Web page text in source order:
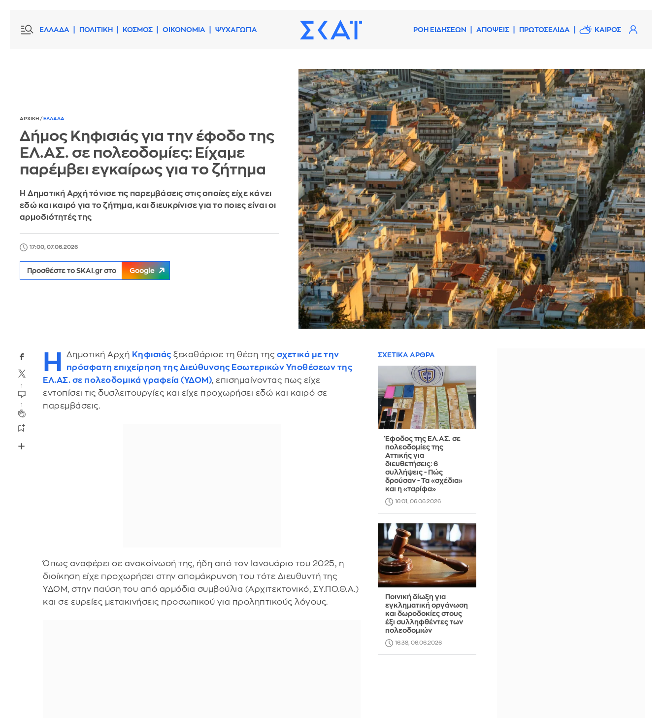
ΕΛΛΑΔΑ ΠΟΛΙΤΙΚΗ ΚΟΣΜΟΣ ΟΙΚΟΝΟΜΙΑ ΨΥΧΑΓΩΓΙΑ ΡΟΗ ΕΙΔΗΣΕΩΝ ΑΠΟΨΕΙΣ ΠΡΩΤΟΣΕΛΙΔΑ ΚΑΙΡΟΣ
ΑΡΧΙΚΗ / ΕΛΛΑΔΑ
Δήμος Κηφισιάς για την έφοδο της
ΕΛ.ΑΣ. σε πολεοδομίες: Είχαμε
παρέμβει εγκαίρως για το ζήτημα
Η Δημοτική Αρχή τόνισε τις παρεμβάσεις στις οποίες είχε κάνει
εδώ και καιρό για το ζήτημα, και διευκρίνισε για το ποιες είναι οι
αρμοδιότητές της
17:00, 07.06.2026
Προσθέστε το SKAI.gr στο Google
1
1
Η Δημοτική Αρχή Κηφισιάς ξεκαθάρισε τη θέση της σχετικά με την
πρόσφατη επιχείρηση της Διεύθυνσης Εσωτερικών Υποθέσεων της
ΕΛ.ΑΣ. σε πολεοδομικά γραφεία (ΥΔΟΜ), επισημαίνοντας πως είχε
εντοπίσει τις δυσλειτουργίες και είχε προχωρήσει εδώ και καιρό σε
παρεμβάσεις.
Όπως αναφέρει σε ανακοίνωσή της, ήδη από τον Ιανουάριο του 2025, η
διοίκηση είχε προχωρήσει στην απομάκρυνση του τότε Διευθυντή της
ΥΔΟΜ, στην παύση του από αρμόδια συμβούλια (Αρχιτεκτονικό, ΣΥ.ΠΟ.Θ.Α.)
και σε ευρείες μετακινήσεις προσωπικού για προληπτικούς λόγους.
ΣΧΕΤΙΚΑ ΑΡΘΡΑ
Έφοδος της ΕΛ.ΑΣ. σε
πολεοδομίες της
Αττικής για
διευθετήσεις: 6
συλλήψεις - Πώς
δρούσαν - Τα «σχέδια»
και η «ταρίφα»
16:01, 06.06.2026
Ποινική δίωξη για
εγκληματική οργάνωση
και δωροδοκίες στους
έξι συλληφθέντες των
πολεοδομιών
16:38, 06.06.2026